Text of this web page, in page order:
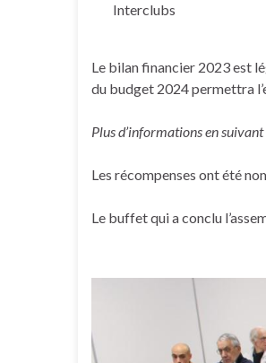
Interclubs
Le bilan financier 2023 est
du budget 2024 permettra
Plus d’informations en suivant
Les récompenses ont été
Le buffet qui a conclu